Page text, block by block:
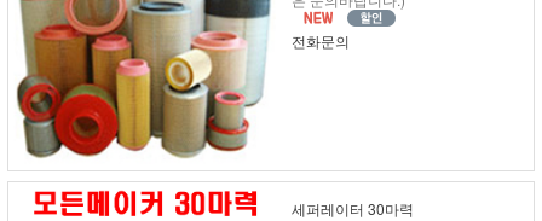
전화문의
세퍼레이터 30마력